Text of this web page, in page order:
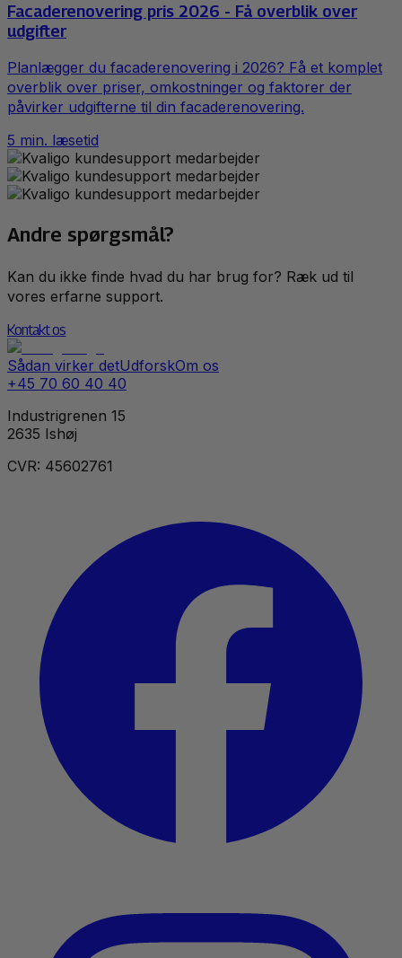
Facaderenovering pris 2026 - Få overblik over
udgifter
Planlægger du facaderenovering i 2026? Få et komplet
overblik over priser, omkostninger og faktorer der
påvirker udgifterne til din facaderenovering.
5 min. læsetid
Andre spørgsmål?
Kan du ikke finde hvad du har brug for? Ræk ud til
vores erfarne support.
Kontakt os
Sådan virker detUdforskOm os
+45 70 60 40 40
Industrigrenen 15
2635 Ishøj
CVR: 45602761